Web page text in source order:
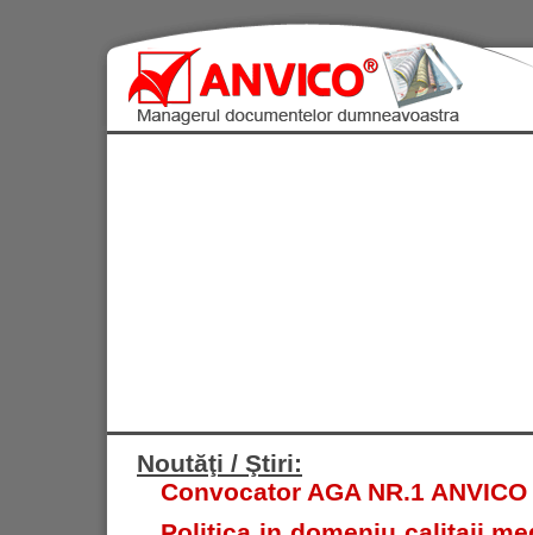
Noutăţi / Ştiri:
Convocator AGA NR.1